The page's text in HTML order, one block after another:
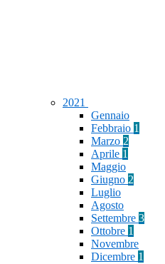
2021
Gennaio
Febbraio 1
Marzo 2
Aprile 1
Maggio
Giugno 2
Luglio
Agosto
Settembre 3
Ottobre 1
Novembre
Dicembre 1